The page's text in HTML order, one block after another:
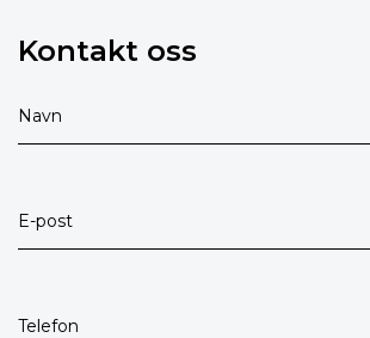
Kontakt oss